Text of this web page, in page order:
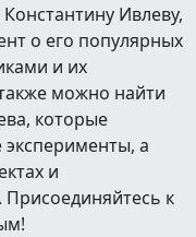
Ивлеву,
о его популярных
и их
можно найти
которые
а
и
Присоединяйтесь к